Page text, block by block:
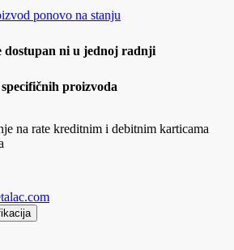
ponovo na stanju
dostupan ni u jednoj radnji
proizvoda
na rate kreditnim i debitnim karticama